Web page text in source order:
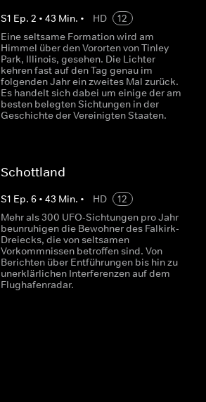
S1 Ep.2 •43 Min. • HD
12
Eine seltsame Formation wird am
Himmel über den Vororten von Tinley
Park, Illinois, gesehen. Die Lichter
kehren fast auf den Tag genau im
folgenden Jahr ein zweites Mal zurück.
Es handelt sich dabei um einige der am
besten belegten Sichtungen in der
Geschichte der Vereinigten Staaten.
Schottland
S1 Ep.6 •43 Min. • HD
12
Mehr als 300 UFO-Sichtungen pro Jahr
beunruhigen die Bewohner des Falkirk-
Dreiecks, die von seltsamen
Vorkommnissen betroffen sind. Von
Berichten über Entführungen bis hin zu
unerklärlichen Interferenzen auf dem
Flughafenradar.